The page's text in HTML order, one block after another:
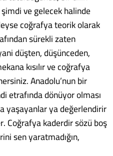
ve gelecek halinde
coğrafya teorik olarak
sürekli zaten
düşten, düşünceden,
kısılır ve coğrafya
Anadolu’nun bir
etrafında dönüyor olması
yaşayanlar ya değerlendirir
Coğrafya kaderdir sözü boş
sen yaratmadığın,